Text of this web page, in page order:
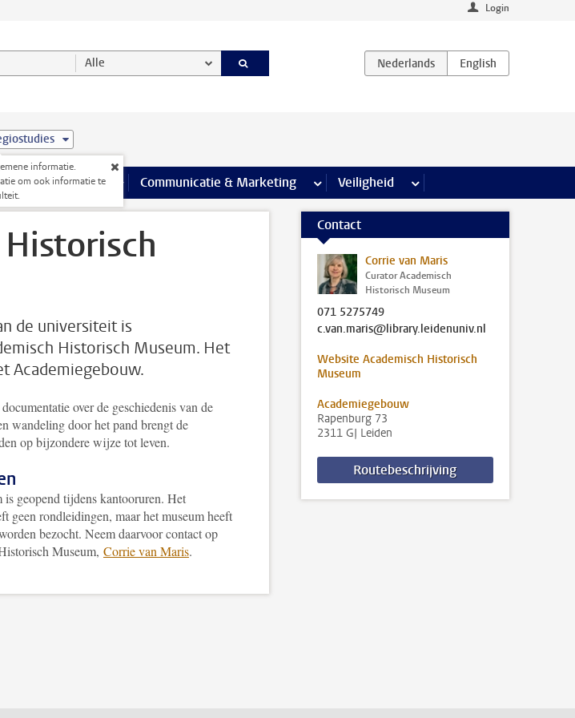
Login
Alle
informatie.
om ook informatie te
meer Onderwijs pagina’s
Onderzoek meer Onderzoek pagina’s
Communicatie & Marketing meer Communicatie & Marketing pagina’s
Veiligheid meer Veiligheid pagina’s
de universiteit is
Historisch Museum. Het
Academiegebouw.
over de geschiedenis van de
wandeling door het pand brengt de
op bijzondere wijze tot leven.
geopend tijdens kantooruren. Het
geen rondleidingen, maar het museum heeft
bezocht. Neem daarvoor contact op
Museum, Corrie van Maris.
Contact
Corrie van Maris
Curator Academisch
Historisch Museum
071 5275749
c.van.maris@library.leidenuniv.nl
Website Academisch Historisch
Museum
Academiegebouw
Rapenburg 73
2311 GJ Leiden
Routebeschrijving